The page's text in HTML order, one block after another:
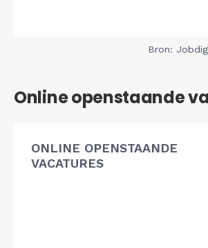
Bron:
Online openstaande
ONLINE OPENSTAANDE
VACATURES